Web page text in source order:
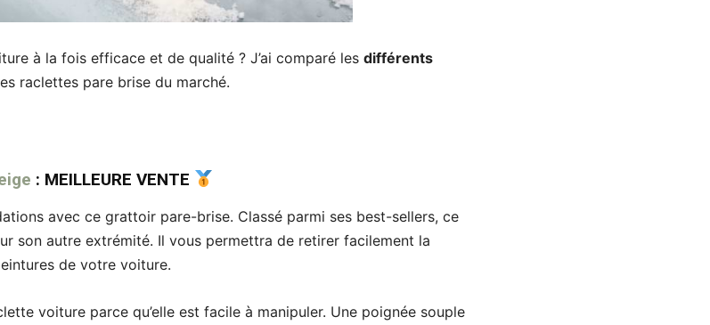
à la fois efficace et de qualité ? J’ai comparé les différents
raclettes pare brise du marché.
: MEILLEURE VENTE
avec ce grattoir pare-brise. Classé parmi ses best-sellers, ce
son autre extrémité. Il vous permettra de retirer facilement la
de votre voiture.
voiture parce qu’elle est facile à manipuler. Une poignée souple